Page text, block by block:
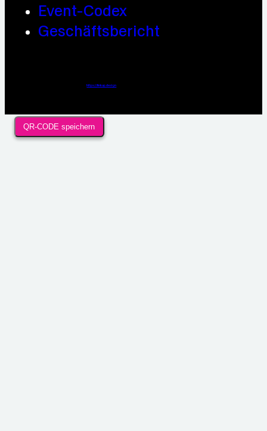
Event-Codex
Geschäftsbericht
https://linkup.design
QR-CODE speichern